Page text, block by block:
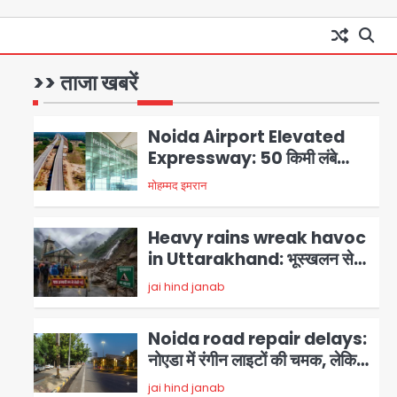
>> ताजा खबरें
1
GBU Noida AI Centre: जीबीयू
में बनेगा एआई और ग्रीन स्किल्स सेंटर,
ट्रेनिंग
2
Noida Airport Elevated
Expressway: 50 किमी लंबे
एलिवेटेड एक्सप्रेसवे से दिल्ली-
हरियाणा से सीधे जुड़ेगा नोएडा एयरपोर्ट,
6-लेन एक्सप्रेसवे
मोहम्मद इमरान
3
Heavy rains wreak havoc
in Uttarakhand: भूस्खलन से
यमुनोत्री, केदारनाथ और सिमली-
ग्वालदम हाईवे बंद, चमोली-उत्तरकाशी
के पार
jai hind janab
4
Noida road repair delays:
नोएडा में रंगीन लाइटों की चमक, लेकिन
सड़कें अभी भी उखड़ी: प्राधिकरण के
jai hind janab